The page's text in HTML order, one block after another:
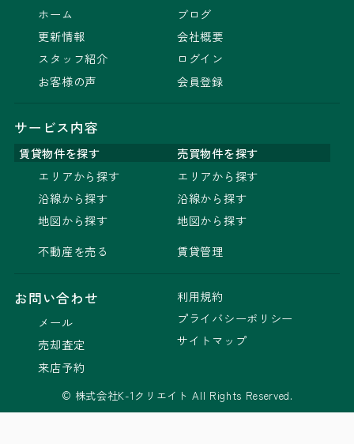
ホーム
更新情報
スタッフ紹介
お客様の声
ブログ
会社概要
ログイン
会員登録
サービス内容
賃貸物件を探す
売買物件を探す
エリアから探す
沿線から探す
地図から探す
不動産を売る
エリアから探す
沿線から探す
地図から探す
賃貸管理
お問い合わせ
メール
売却査定
来店予約
利用規約
プライバシーポリシー
サイトマップ
© 株式会社K-1クリエイト All Rights Reserved.